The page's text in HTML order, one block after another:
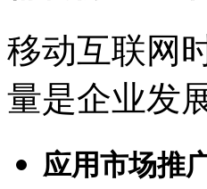
移动互联网
量是企业发
应用市场推